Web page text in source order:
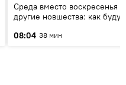
Среда вместо воскресенья и
другие новшества: как будут
08:04 38 мин